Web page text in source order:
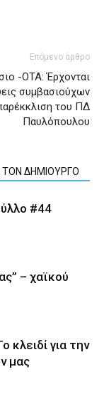
Επόμενο άρθρο
-ΟΤΑ: Έρχονται
συμβασιούχων
του ΠΔ
Παυλόπουλου
ΤΟΝ ΔΗΜΙΟΥΡΓΟ
#44
– χαϊκού
για την
µας